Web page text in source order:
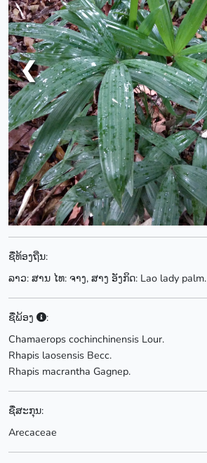
❮
ຊື່ທ້ອງຖີ່ນ:
ລາວ: ສານ ໄທ: ຈາງ, ສາງ ອັງກິດ: Lao lady palm.
ຊື່ພ້ອງ
:
Chamaerops cochinchinensis Lour.
Rhapis laosensis Becc.
Rhapis macrantha Gagnep.
ຊື່ສະກຸນ:
Arecaceae